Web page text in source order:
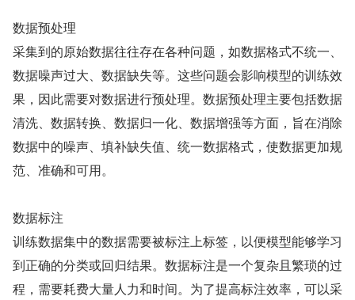
数据预处理
采集到的原始数据往往存在各种问题，如数据格式不统一、
数据噪声过大、数据缺失等。这些问题会影响模型的训练效
果，因此需要对数据进行预处理。数据预处理主要包括数据
清洗、数据转换、数据归一化、数据增强等方面，旨在消除
数据中的噪声、填补缺失值、统一数据格式，使数据更加规
范、准确和可用。
数据标注
训练数据集中的数据需要被标注上标签，以便模型能够学习
到正确的分类或回归结果。数据标注是一个复杂且繁琐的过
程，需要耗费大量人力和时间。为了提高标注效率，可以采